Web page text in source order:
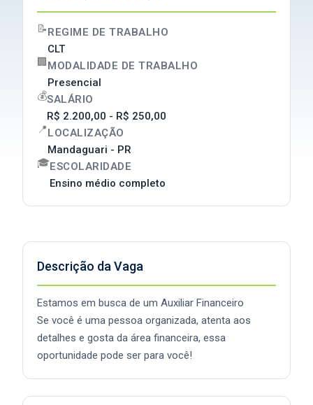
Descrição da Vaga
Estamos em busca de um Auxiliar Financeiro
Se você é uma pessoa organizada, atenta aos
detalhes e gosta da área financeira, essa
oportunidade pode ser para você!
📝REGIME DE TRABALHO
CLT
🏢 MODALIDADE DE TRABALHO
Presencial
💰SALÁRIO
R$ 2.200,00 - R$ 250,00
📍LOCALIZAÇÃO
Mandaguari - PR
🎓ESCOLARIDADE
Ensino médio completo